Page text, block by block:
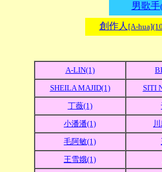
男歌手
創作人 [A-
A-LIN(1)
SHEILA MAJID(1)
SITI
丁薇(1)
小潘潘(1)
毛阿敏(1)
王雪娥(1)